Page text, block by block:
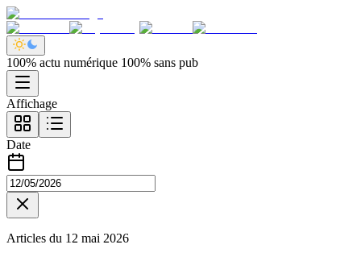
100% actu numérique 100% sans pub
Affichage
Date
Articles du 12 mai 2026